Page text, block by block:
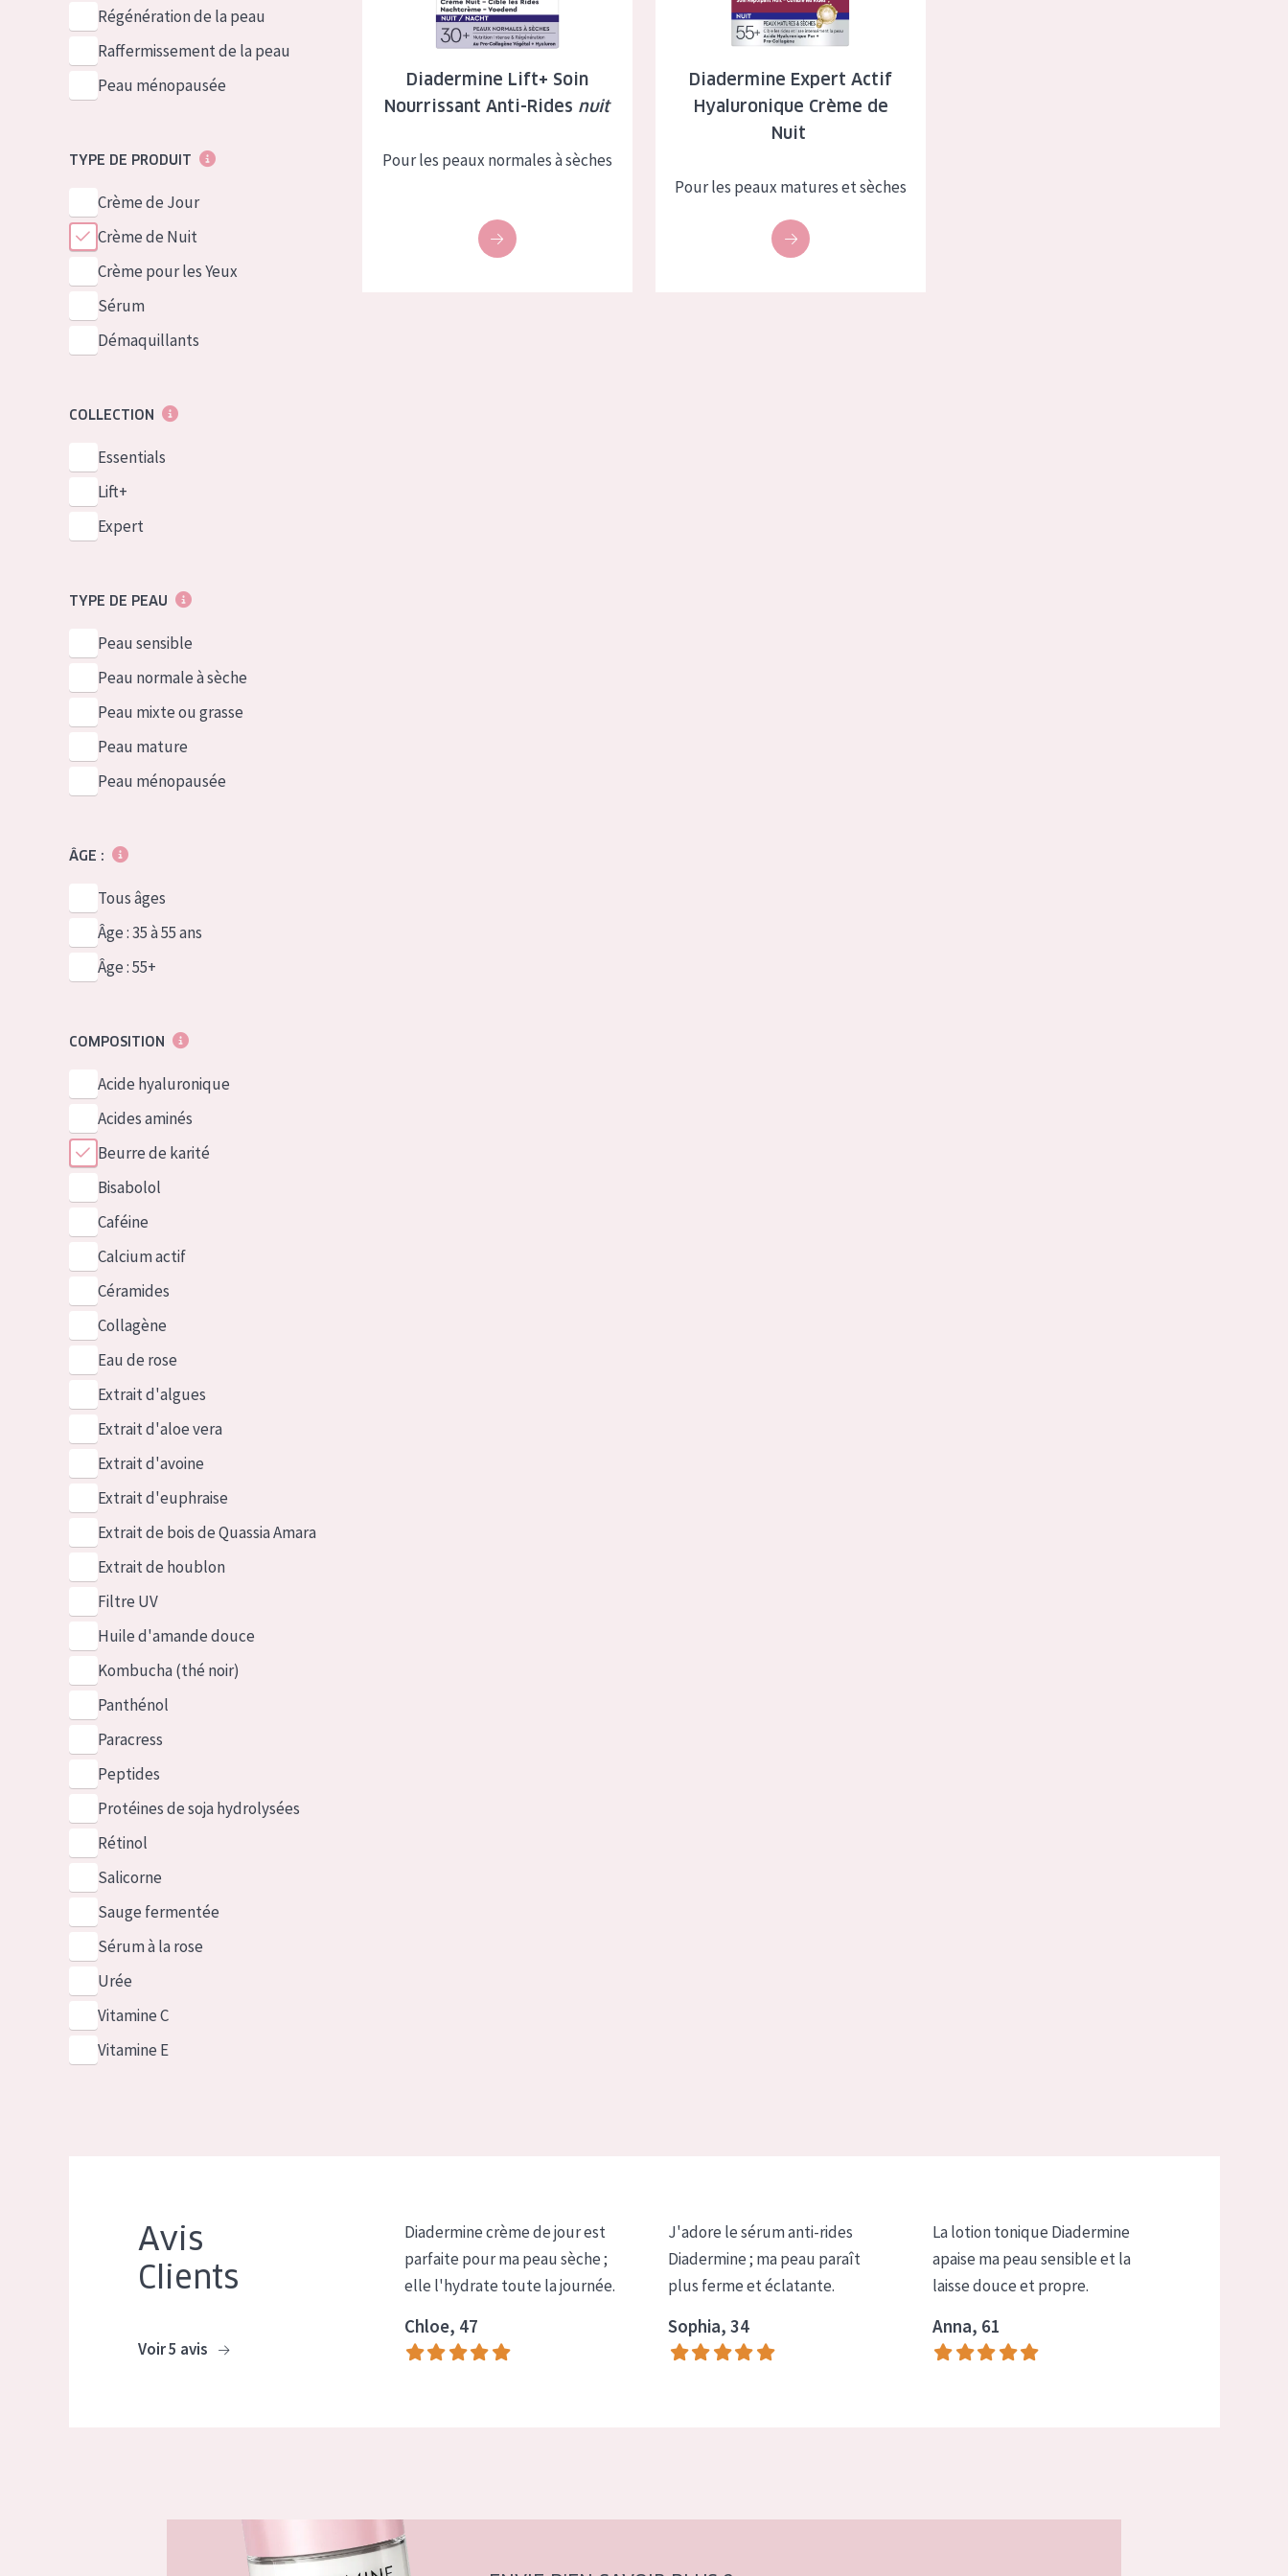
Peau normale à sèche
Peau mixte ou grasse
Peau mature
Âge : 35 à 55 ans
Âge : 55+
Régénération de la peau
Raffermissement de la peau
Peau ménopausée
TYPE DE PRODUIT
Crème de Jour
Crème de Nuit
Crème pour les Yeux
Sérum
Démaquillants
COLLECTION
Essentials
Lift+
Expert
TYPE DE PEAU
Peau sensible
Peau normale à sèche
Peau mixte ou grasse
Peau mature
Peau ménopausée
ÂGE :
Tous âges
Âge : 35 à 55 ans
Âge : 55+
COMPOSITION
Acide hyaluronique
Acides aminés
Beurre de karité
Bisabolol
Caféine
Calcium actif
Céramides
Collagène
Eau de rose
Extrait d'algues
Extrait d'aloe vera
Extrait d'avoine
Extrait d'euphraise
Extrait de bois de Quassia Amara
Extrait de houblon
Filtre UV
Huile d'amande douce
Kombucha (thé noir)
Panthénol
Paracress
Peptides
Protéines de soja hydrolysées
Rétinol
Salicorne
Sauge fermentée
Sérum à la rose
Urée
Vitamine C
Vitamine E
Diadermine Lift+ Soin
Nourrissant Anti-Rides nuit
Pour les peaux normales à sèches
Diadermine Expert Actif
Hyaluronique Crème de
Nuit
Pour les peaux matures et sèches
Avis
Clients
Voir 5 avis
Diadermine crème de jour est
parfaite pour ma peau sèche ;
elle l'hydrate toute la journée.
Chloe, 47
J'adore le sérum anti-rides
Diadermine ; ma peau paraît
plus ferme et éclatante.
Sophia, 34
La lotion tonique Diadermine
apaise ma peau sensible et la
laisse douce et propre.
Anna, 61